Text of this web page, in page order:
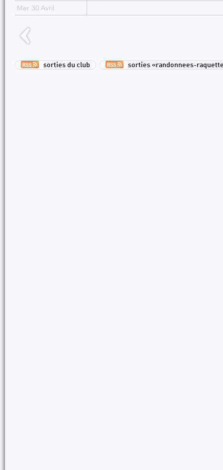
Mer 30 Avril
sorties du club sorties «randonnees-